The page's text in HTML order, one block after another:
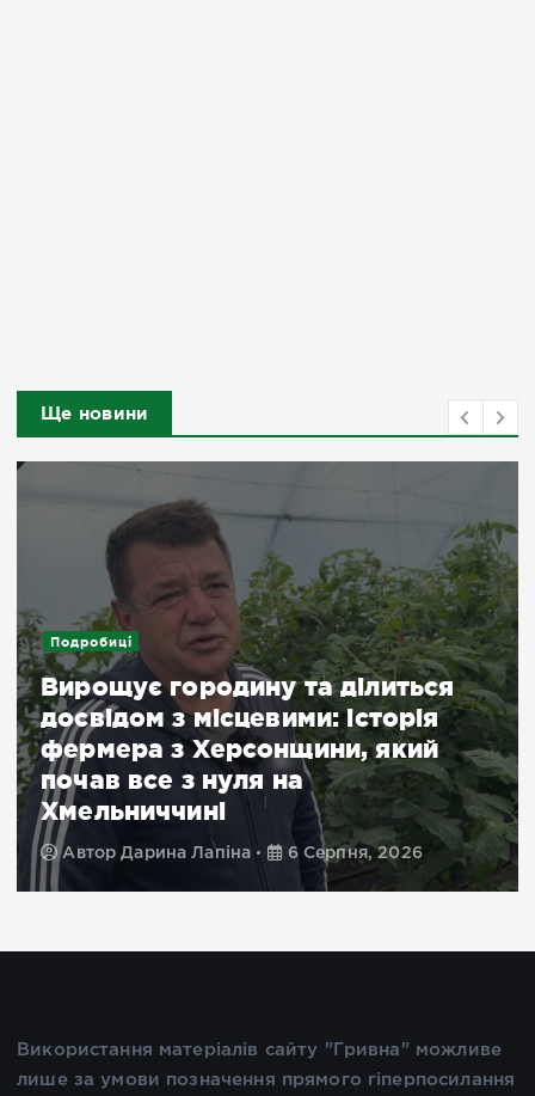
Ще новини
який
2026
Новини
Ворог двічі атакував
громадський
поранено понад 20
минув день на
АвторЯн Ярчук 6 Серпня,
Використання матеріалів сайту "Гривна" можливе
лише за умови позначення прямого гіперпосилання